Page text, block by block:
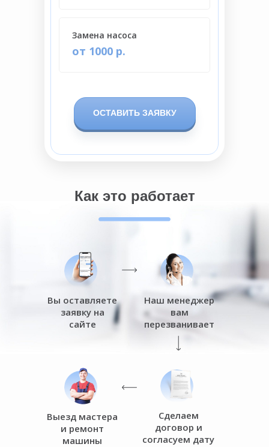
Как это работает
ОСТАВИТЬ ЗАЯВКУ
от 1000 р.
Замена насоса
Выезд мастера
и ремонт
машины
Сделаем
договор и
согласуем дату
Наш менеджер
вам
перезванивает
Вы оставляете
заявку на
сайте